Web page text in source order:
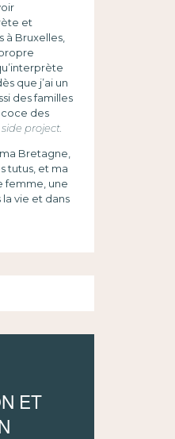
et
Bruxelles,
que j’ai un
des familles
des
side project.
Bretagne,
tutus, et ma
femme, une
la vie et dans
ET